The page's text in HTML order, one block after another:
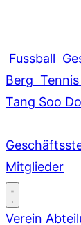
Fussball
Berg Tennis
Tang Soo Do
Mitglieder
Verein